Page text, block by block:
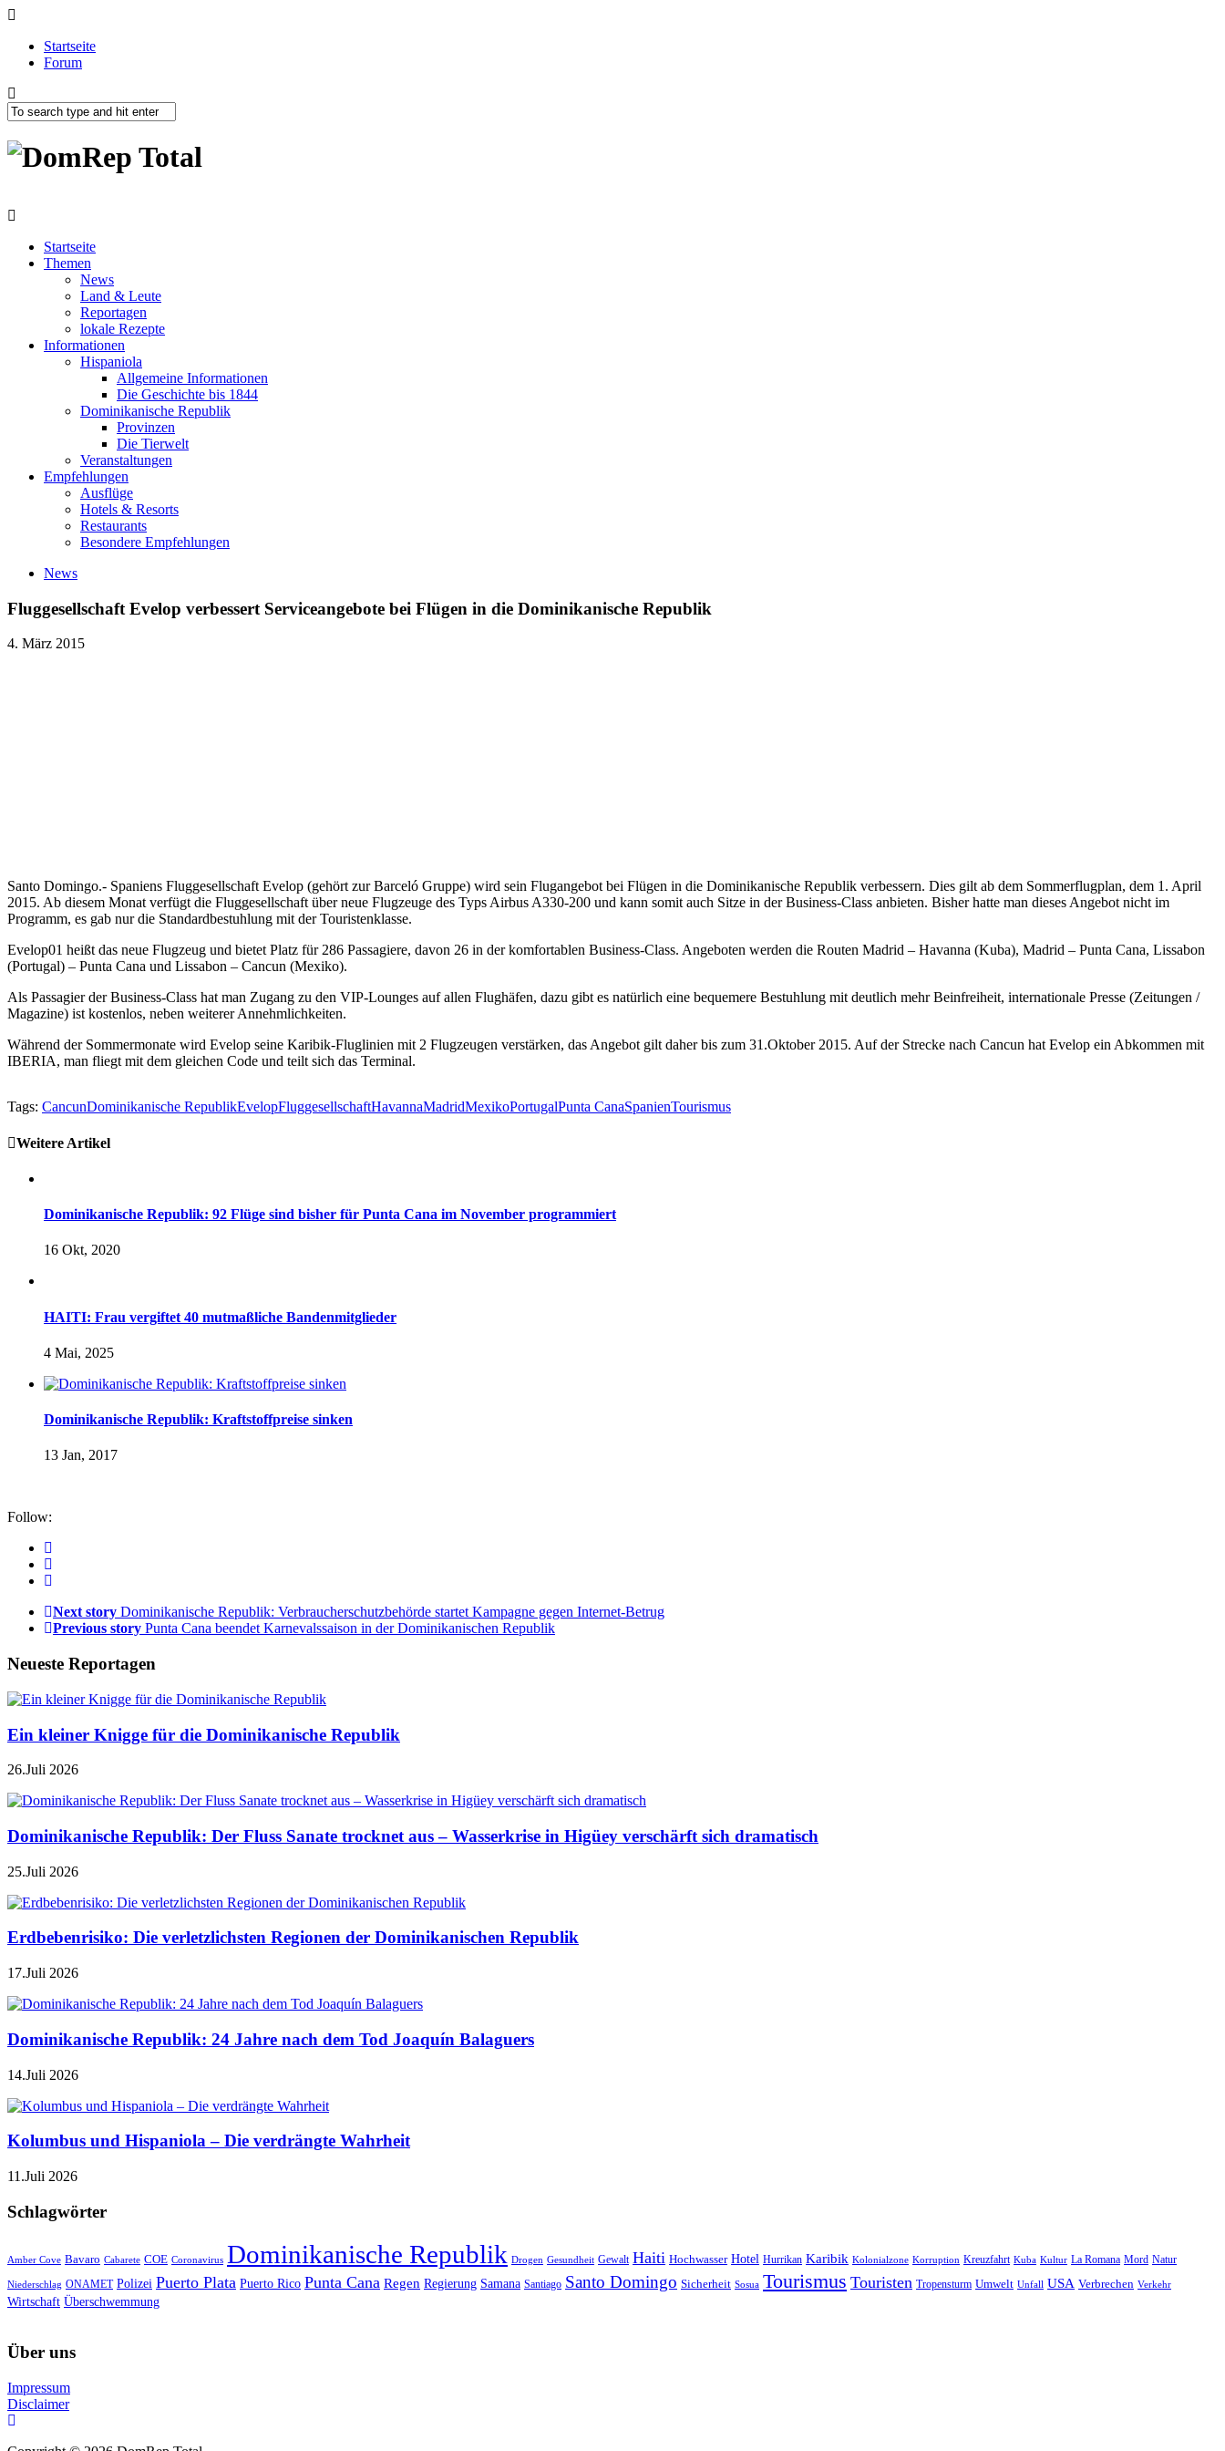
Startseite
Forum
Startseite
Themen
News
Land & Leute
Reportagen
lokale Rezepte
Informationen
Hispaniola
Allgemeine Informationen
Die Geschichte bis 1844
Dominikanische Republik
Provinzen
Die Tierwelt
Veranstaltungen
Empfehlungen
Ausflüge
Hotels & Resorts
Restaurants
Besondere Empfehlungen
News
Fluggesellschaft Evelop verbessert Serviceangebote bei Flügen in die Dominikanische Republik
4. März 2015
Santo Domingo.- Spaniens Fluggesellschaft Evelop (gehört zur Barceló Gruppe) wird sein Flugangebot bei Flügen in die Dominikanische Republik verbessern. Dies gilt ab dem Sommerflugplan, dem 1. April
2015. Ab diesem Monat verfügt die Fluggesellschaft über neue Flugzeuge des Typs Airbus A330-200 und kann somit auch Sitze in der Business-Class anbieten. Bisher hatte man dieses Angebot nicht im
Programm, es gab nur die Standardbestuhlung mit der Touristenklasse.
Evelop01 heißt das neue Flugzeug und bietet Platz für 286 Passagiere, davon 26 in der komfortablen Business-Class. Angeboten werden die Routen Madrid – Havanna (Kuba), Madrid – Punta Cana, Lissabon
(Portugal) – Punta Cana und Lissabon – Cancun (Mexiko).
Als Passagier der Business-Class hat man Zugang zu den VIP-Lounges auf allen Flughäfen, dazu gibt es natürlich eine bequemere Bestuhlung mit deutlich mehr Beinfreiheit, internationale Presse (Zeitungen /
Magazine) ist kostenlos, neben weiterer Annehmlichkeiten.
Während der Sommermonate wird Evelop seine Karibik-Fluglinien mit 2 Flugzeugen verstärken, das Angebot gilt daher bis zum 31.Oktober 2015. Auf der Strecke nach Cancun hat Evelop ein Abkommen mit
IBERIA, man fliegt mit dem gleichen Code und teilt sich das Terminal.
Tags: CancunDominikanische RepublikEvelopFluggesellschaftHavannaMadridMexikoPortugalPunta CanaSpanienTourismus
Weitere Artikel
Dominikanische Republik: 92 Flüge sind bisher für Punta Cana im November programmiert
16 Okt, 2020
HAITI: Frau vergiftet 40 mutmaßliche Bandenmitglieder
4 Mai, 2025
Dominikanische Republik: Kraftstoffpreise sinken
13 Jan, 2017
Follow:
Next story Dominikanische Republik: Verbraucherschutzbehörde startet Kampagne gegen Internet-Betrug
Previous story Punta Cana beendet Karnevalssaison in der Dominikanischen Republik
Neueste Reportagen
Ein kleiner Knigge für die Dominikanische Republik
26.Juli 2026
Dominikanische Republik: Der Fluss Sanate trocknet aus – Wasserkrise in Higüey verschärft sich dramatisch
25.Juli 2026
Erdbebenrisiko: Die verletzlichsten Regionen der Dominikanischen Republik
17.Juli 2026
Dominikanische Republik: 24 Jahre nach dem Tod Joaquín Balaguers
14.Juli 2026
Kolumbus und Hispaniola – Die verdrängte Wahrheit
11.Juli 2026
Schlagwörter
Amber Cove Bavaro Cabarete COE Coronavirus Dominikanische Republik Drogen Gesundheit Gewalt Haiti Hochwasser Hotel Hurrikan Karibik Kolonialzone Korruption Kreuzfahrt Kuba Kultur La Romana Mord Natur
Niederschlag ONAMET Polizei Puerto Plata Puerto Rico Punta Cana Regen Regierung Samana Santiago Santo Domingo Sicherheit Sosua Tourismus Touristen Tropensturm Umwelt Unfall USA Verbrechen Verkehr
Wirtschaft Überschwemmung
Über uns
Impressum
Disclaimer